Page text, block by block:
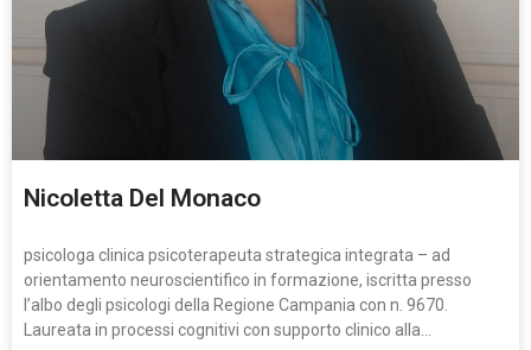
Nicoletta Del Monaco
psicologa clinica psicoterapeuta strategica integrata – ad
orientamento neuroscientifico in formazione, iscritta presso
l’albo degli psicologi della Regione Campania con n. 9670.
Laureata in processi cognitivi con supporto clinico alla…